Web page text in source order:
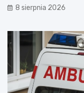
8 sierpnia 2026